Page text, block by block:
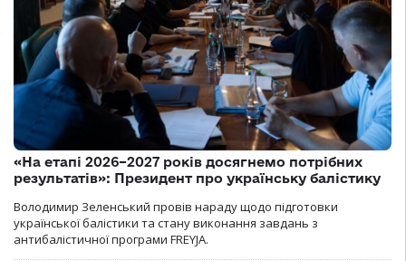
«На етапі 2026–2027 років досягнемо потрібних
результатів»: Президент про українську балістику
Володимир Зеленський провів нараду щодо підготовки
української балістики та стану виконання завдань з
антибалістичної програми FREYJA.